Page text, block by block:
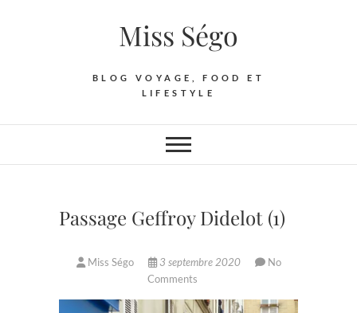
Miss Ségo
BLOG VOYAGE, FOOD ET
LIFESTYLE
Passage Geffroy Didelot (1)
Miss Ségo 3 septembre 2020
No
Comments